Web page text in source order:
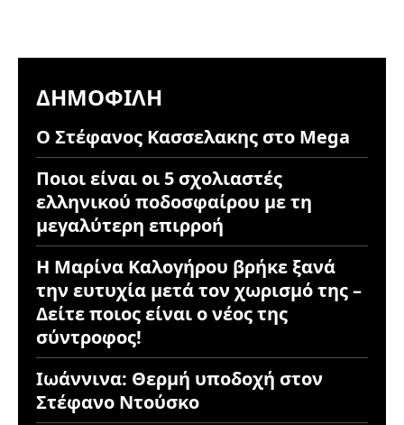
ΔΗΜΟΦΙΛΉ
Ο Στέφανος Κασσελακης στο Mega
Ποιοι είναι οι 5 σχολιαστές
ελληνικού ποδοσφαίρου με τη
μεγαλύτερη επιρροή
Η Μαρίνα Καλογήρου βρήκε ξανά
την ευτυχία μετά τον χωρισμό της –
Δείτε ποιος είναι ο νέος της
σύντροφος!
Ιωάννινα: Θερμή υποδοχή στον
Στέφανο Ντούσκο